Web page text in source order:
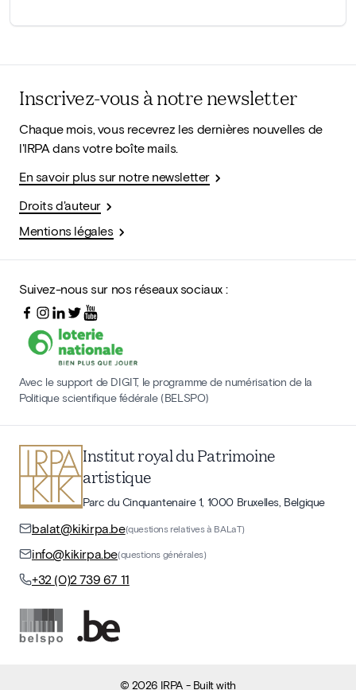
Inscrivez-vous à notre newsletter
Chaque mois, vous recevrez les dernières nouvelles de
l'IRPA dans votre boîte mails.
En savoir plus sur notre newsletter
Droits d'auteur
Mentions légales
Suivez-nous sur nos réseaux sociaux :
Avec le support de DIGIT, le programme de numérisation de la
Politique scientifique fédérale (BELSPO)
Institut royal du Patrimoine
artistique
Parc du Cinquantenaire 1, 1000 Bruxelles, Belgique
balat@kikirpa.be(questions relatives à BALaT)
info@kikirpa.be(questions générales)
+32 (0)2 739 67 11
©2026 IRPA- Built with